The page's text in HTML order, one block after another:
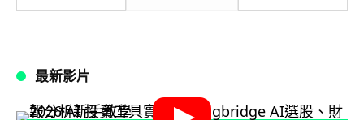
最新影片